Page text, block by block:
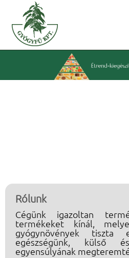
Rólunk
Cégünk igazoltan
termékeket kínál,
gyógynövények tiszta
egészségünk, külső
egyensúlyának